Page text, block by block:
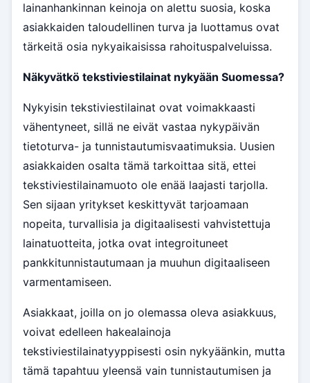
lainanhankinnan keinoja on alettu suosia, koska
asiakkaiden taloudellinen turva ja luottamus ovat
tärkeitä osia nykyaikaisissa rahoituspalveluissa.
Näkyvätkö tekstiviestilainat nykyään Suomessa?
Nykyisin tekstiviestilainat ovat voimakkaasti
vähentyneet, sillä ne eivät vastaa nykypäivän
tietoturva- ja tunnistautumisvaatimuksia. Uusien
asiakkaiden osalta tämä tarkoittaa sitä, ettei
tekstiviestilainamuoto ole enää laajasti tarjolla.
Sen sijaan yritykset keskittyvät tarjoamaan
nopeita, turvallisia ja digitaalisesti vahvistettuja
lainatuotteita, jotka ovat integroituneet
pankkitunnistautumaan ja muuhun digitaaliseen
varmentamiseen.
Asiakkaat, joilla on jo olemassa oleva asiakkuus,
voivat edelleen hakealainoja
tekstiviestilainatyyppisesti osin nykyäänkin, mutta
tämä tapahtuu yleensä vain tunnistautumisen ja